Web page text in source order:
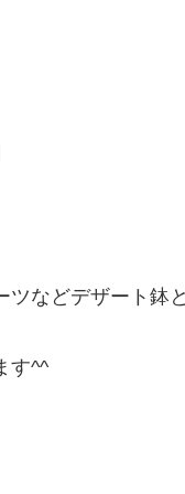
などデザート鉢
す^^